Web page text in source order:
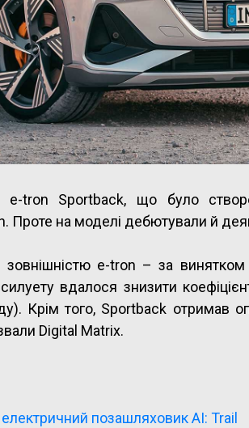
e-tron Sportback, що було
на моделі дебютували й
e-tron – за винятком
вдалося знизити
Крім того, Sportback отримав
Digital Matrix.
позашляховик AI: Trail